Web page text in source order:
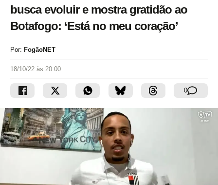
busca evoluir e mostra gratidão ao
Botafogo: ‘Está no meu coração’
Por: FogãoNET
18/10/22 às 20:00
0